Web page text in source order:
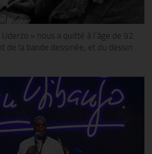
» nous a quitté à l’âge de 92
de la bande dessinée, et du dessin